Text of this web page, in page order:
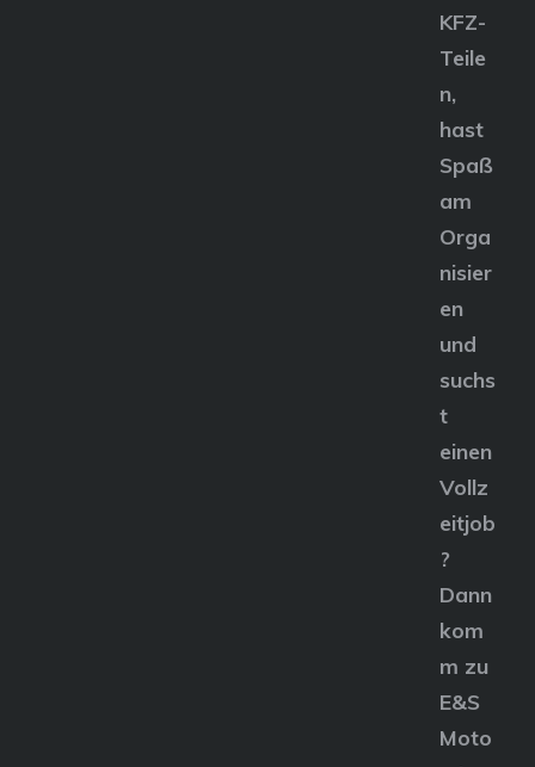
KFZ-
Teile
n,
hast
Spaß
am
Orga
nisier
en
und
suchs
t
einen
Vollz
eitjob
?
Dann
kom
m zu
E&S
Moto